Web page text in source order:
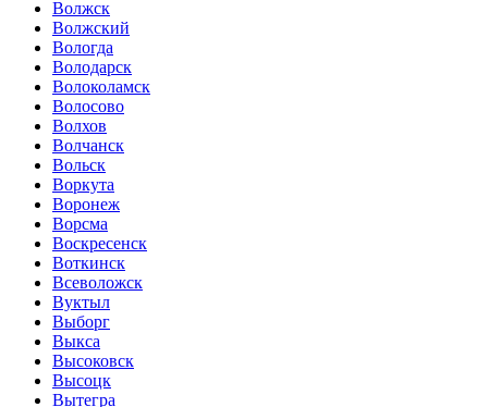
Волжск
Волжский
Вологда
Володарск
Волоколамск
Волосово
Волхов
Волчанск
Вольск
Воркута
Воронеж
Ворсма
Воскресенск
Воткинск
Всеволожск
Вуктыл
Выборг
Выкса
Высоковск
Высоцк
Вытегра